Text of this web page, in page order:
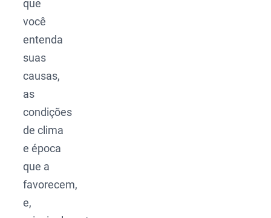
que
você
entenda
suas
causas,
as
condições
de clima
e época
que a
favorecem,
e,